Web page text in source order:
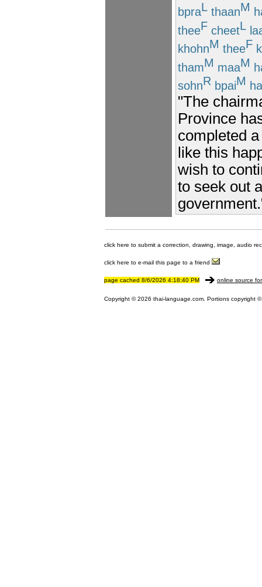
bpraL thaanM
theeF cheetL
khohnM theeF
thamM maaM
sohnR bpaiM
"The
Province
completed
like this
wish to
to seek out
click here to submit a correction, drawing, image, audio
click here to e-mail this page to a friend
page cached 8/6/2026 4:18:40 PM online source
Copyright © 2026 thai-language.com. Portions copyright